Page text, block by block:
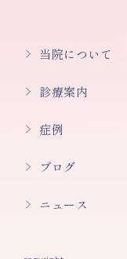
当院について
診療案内
症例
ブログ
ニュース